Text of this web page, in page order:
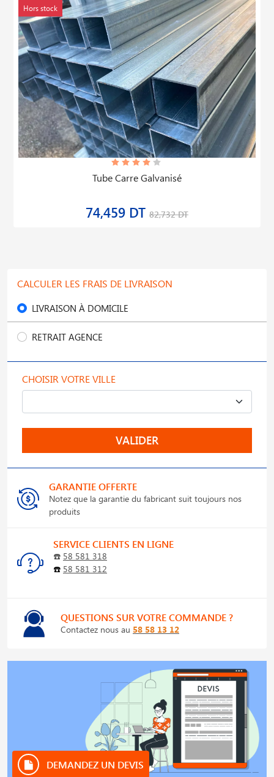
Hors stock
Tube Carre Galvanisé
74,459 DT 82,732 DT
CALCULER LES FRAIS DE LIVRAISON
LIVRAISON À DOMICILE
RETRAIT AGENCE
CHOISIR VOTRE VILLE
VALIDER
GARANTIE OFFERTE
Notez que la garantie du fabricant suit toujours nos
produits
SERVICE CLIENTS EN LIGNE
☎️ 58 581 318
☎️ 58 581 312
QUESTIONS SUR VOTRE COMMANDE ?
Contactez nous au 58 58 13 12
DEMANDEZ UN DEVIS